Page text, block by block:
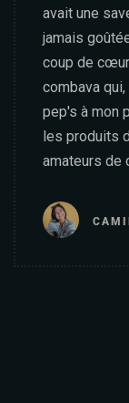
avait une
jamais
coup de
combava
pep's à mon
les produits
amateurs de